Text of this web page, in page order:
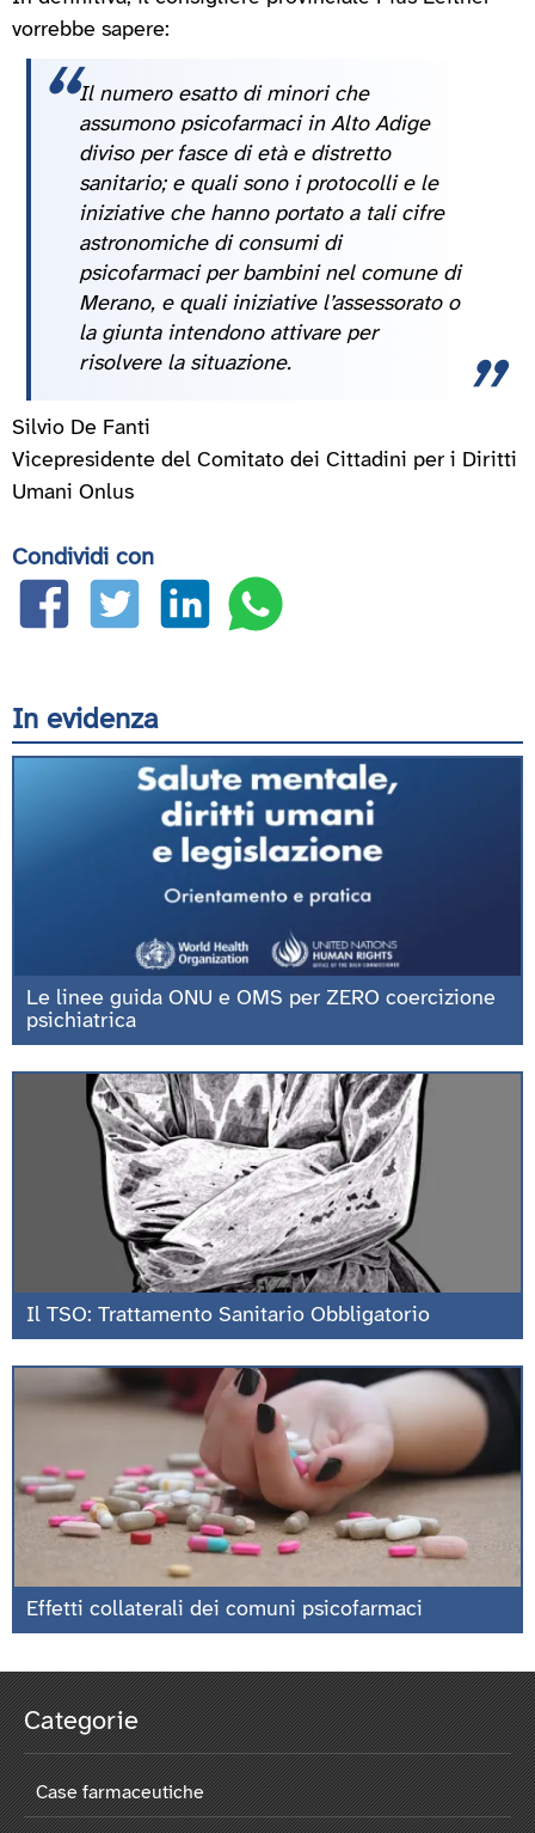
vorrebbe sapere:
Il numero esatto di minori che
assumono psicofarmaci in Alto Adige
diviso per fasce di età e distretto
sanitario; e quali sono i protocolli e le
iniziative che hanno portato a tali cifre
astronomiche di consumi di
psicofarmaci per bambini nel comune di
Merano, e quali iniziative l’assessorato o
la giunta intendono attivare per
risolvere la situazione.
Silvio De Fanti
Vicepresidente del Comitato dei Cittadini per i Diritti
Umani Onlus
Condividi con
In evidenza
Le linee guida ONU e OMS per ZERO coercizione
psichiatrica
Il TSO: Trattamento Sanitario Obbligatorio
Effetti collaterali dei comuni psicofarmaci
Categorie
Case farmaceutiche